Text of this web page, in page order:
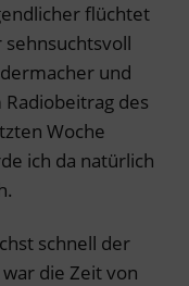
flüchtet
und
des
Woche
ich da natürlich
schnell der
die Zeit von